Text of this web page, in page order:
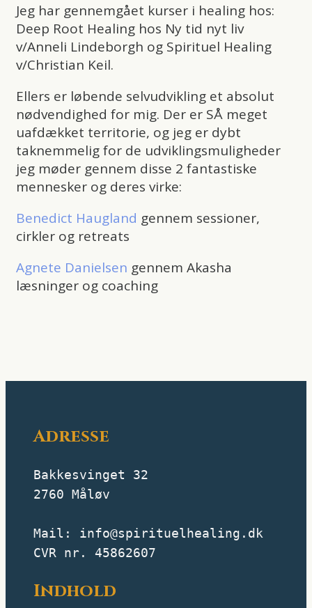
Jeg har gennemgået kurser i healing hos:
Deep Root Healing hos Ny tid nyt liv
v/Anneli Lindeborgh og Spirituel Healing
v/Christian Keil.
Ellers er løbende selvudvikling et absolut
nødvendighed for mig. Der er SÅ meget
uafdækket territorie, og jeg er dybt
taknemmelig for de udviklingsmuligheder
jeg møder gennem disse 2 fantastiske
mennesker og deres virke:
Benedict Haugland gennem sessioner,
cirkler og retreats
Agnete Danielsen gennem Akasha
læsninger og coaching
Adresse
Bakkesvinget 32
2760 Måløv
Mail: info@spirituelhealing.dk
CVR nr. 45862607
Indhold